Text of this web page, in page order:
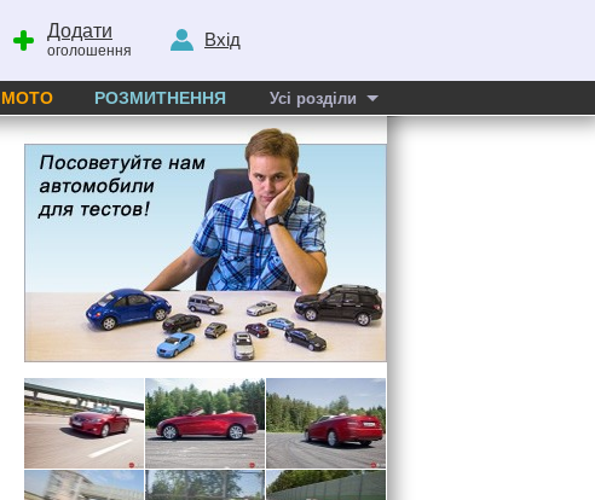
Додати
оголошення
Вхід
МОТО РОЗМИТНЕННЯ Усі розділи